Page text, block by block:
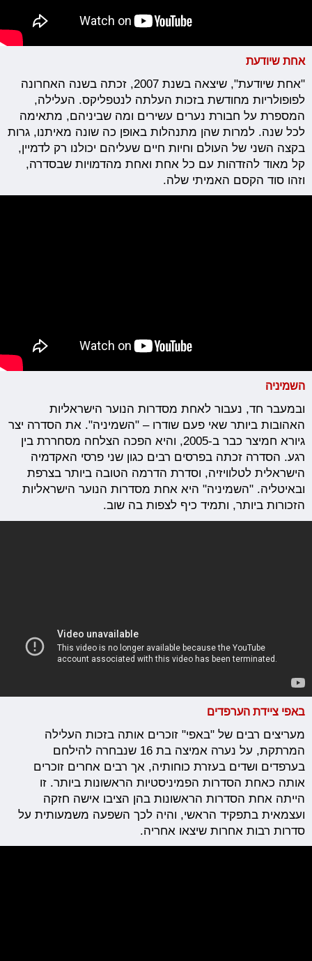
אחת שיודעת
"אחת שיודעת", שיצאה בשנת 2007, זכתה בשנה האחרונה
לפופולריות מחודשת בזכות העלתה לנטפליקס. העלילה,
המספרת על חבורת נערים עשירים ומה שביניהם, מתאימה
לכל שנה. למרות שהן מתנהלות באופן כה שונה מאיתנו, גרות
בקצה השני של העולם וחיות חיים שעליהם יכולנו רק לדמיין,
קל מאוד להזדהות עם כל אחת ואחת מהדמויות שבסדרה,
וזהו סוד הקסם האמיתי שלה.
השמיניה
ובמעבר חד, נעבור לאחת מסדרות הנוער הישראליות
האהובות ביותר שאי פעם שודרו – "השמיניה". את הסדרה יצר
גיורא חמיצר כבר ב-2005, והיא הפכה הצלחה מסחררת בין
רגע. הסדרה זכתה בפרסים רבים כגון שני פרסי האקדמיה
הישראלית לטלוויזיה, וסדרת הדרמה הטובה ביותר בצרפת
ובאיטליה. "השמיניה" היא אחת מסדרות הנוער הישראליות
הזכורות ביותר, ותמיד כיף לצפות בה שוב.
באפי ציידת הערפדים
מעריצים רבים של "באפי" זוכרים אותה בזכות העלילה
המרתקת, על נערה אמיצה בת 16 שנבחרה להילחם
בערפדים ושדים בעזרת כוחותיה, אך רבים אחרים זוכרים
אותה כאחת הסדרות הפמיניסטיות הראשונות ביותר. זו
הייתה אחת הסדרות הראשונות בהן הציבו אישה חזקה
ועצמאית בתפקיד הראשי, והיה לכך השפעה משמעותית על
סדרות רבות אחרות שיצאו אחריה.